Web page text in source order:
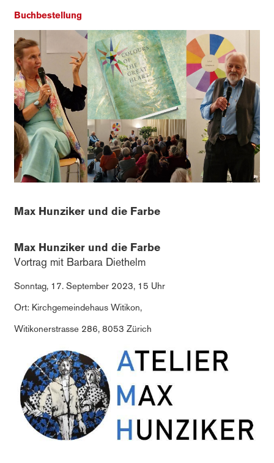
Buchbestellung
Max Hunziker und die Farbe
Max Hunziker und die Farbe
Vortrag mit Barbara Diethelm
Sonntag, 17. September 2023, 15 Uhr
Ort: Kirchgemeindehaus Witikon,
Witikonerstrasse 286, 8053 Zürich